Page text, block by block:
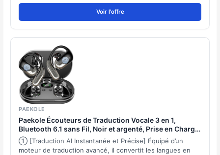
Voir l'offre
PAEKOLE
Paekole Écouteurs de Traduction Vocale 3 en 1,
Bluetooth 6.1 sans Fil, Noir et argenté, Prise en Charge
de 198 Langues, Autonomie 80h, Adaptés aux
Voyages, Activités Professionnelles et Études
① [Traduction AI Instantanée et Précise] Équipé d’un
moteur de traduction avancé, il convertit les langues en